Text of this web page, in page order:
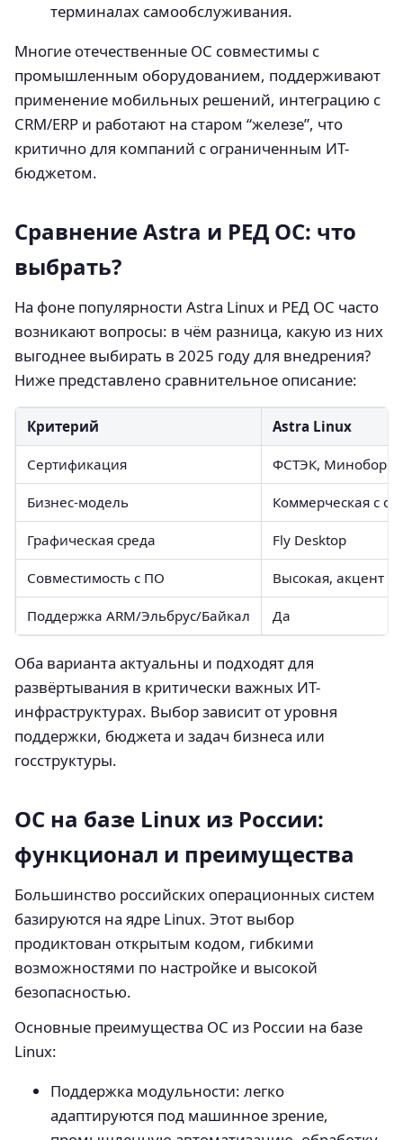
терминалах самообслуживания.
Многие отечественные ОС совместимы с
промышленным оборудованием, поддерживают
применение мобильных решений, интеграцию с
CRM/ERP и работают на старом “железе”, что
критично для компаний с ограниченным ИТ-
бюджетом.
Сравнение Astra и РЕД ОС: что
выбрать?
На фоне популярности Astra Linux и РЕД ОС часто
возникают вопросы: в чём разница, какую из них
выгоднее выбирать в 2025 году для внедрения?
Ниже представлено сравнительное описание:
Критерий Astra Linux
Сертификация ФСТЭК,
Бизнес-модель Коммерческая с
Графическая среда Fly Desktop
Совместимость с ПО Высокая, акцент
Поддержка ARM/Эльбрус/Байкал Да
Оба варианта актуальны и подходят для
развёртывания в критически важных ИТ-
инфраструктурах. Выбор зависит от уровня
поддержки, бюджета и задач бизнеса или
госструктуры.
ОС на базе Linux из России:
функционал и преимущества
Большинство российских операционных систем
базируются на ядре Linux. Этот выбор
продиктован открытым кодом, гибкими
возможностями по настройке и высокой
безопасностью.
Основные преимущества ОС из России на базе
Linux:
Поддержка модульности: легко
адаптируются под машинное зрение,